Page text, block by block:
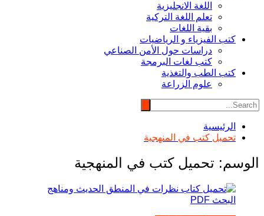
اللغة الانجليزية
تعلم اللغة التركية
بقية اللغات
كتب الفيزياء و الرياضيات
دراسات حول الأمن الصناعي
كتب لغات البرمجة
كتب الطب والتغذية
علوم الزراعة
الرئيسية
تحميل كتب في المنهجية
الوسم: تحميل كتب في المنهجية